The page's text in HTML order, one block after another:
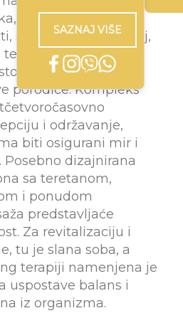
SAZNAJ VIŠE
parket, stolarija,
sofisticiran nameštaj,
osmišljeni su
za relaksaciju
porodice. Kompleks
i održavanje,
biti osigurani mir i
dizajnirana
sa teretanom,
i ponudom
predstavljaće
Za revitalizaciju i
tu je slana soba, a
terapiji namenjena je
uspostave balans i
iz organizma.